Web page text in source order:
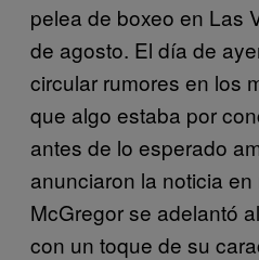
pelea de boxeo en Las
de agosto. El día de
circular rumores en los
que algo estaba por
antes de lo esperado
anunciaron la noticia
McGregor se adelantó
con un toque de su